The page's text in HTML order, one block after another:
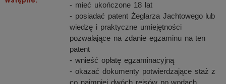
- mieć ukończone 18 lat
- posiadać patent Żeglarza Jachtowego lub
wiedzę i praktyczne umiejętności
pozwalające na zdanie egzaminu na ten
patent
- wnieść opłatę egzaminacyjną
- okazać dokumenty potwierdzające staż z
co najmniej dwóch rejsów po wodach